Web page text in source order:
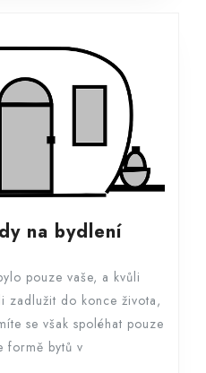
na bydleníNízké
na
bydlení
pouze vaše, a kvůli
zadlužit do konce života,
se však spoléhat pouze
formě bytů v